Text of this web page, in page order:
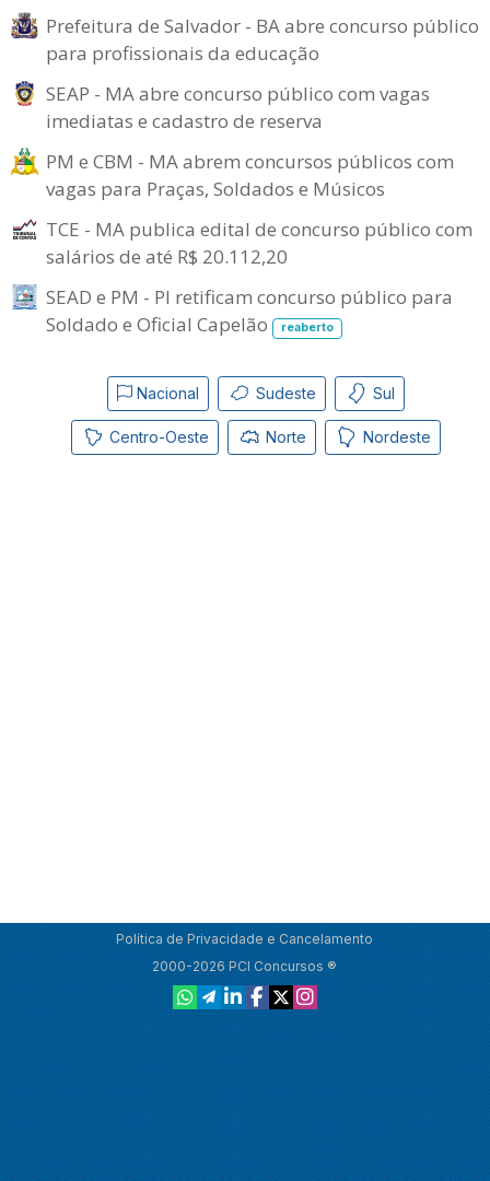
Prefeitura de Salvador - BA abre concurso público
para profissionais da educação
SEAP - MA abre concurso público com vagas
imediatas e cadastro de reserva
PM e CBM - MA abrem concursos públicos com
vagas para Praças, Soldados e Músicos
TCE - MA publica edital de concurso público com
salários de até R$ 20.112,20
SEAD e PM - PI retificam concurso público para
Soldado e Oficial Capelão
reaberto
Nacional Sudeste Sul
Centro-Oeste Norte Nordeste
Política de Privacidade e Cancelamento
2000-2026 PCI Concursos ®